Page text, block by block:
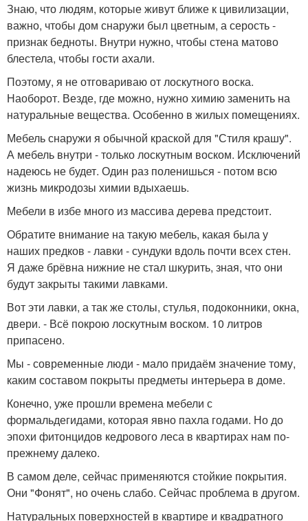
Знаю, что людям, которые живут ближе к цивилизации,
важно, чтобы дом снаружи был цветным, а серость -
признак бедноты. Внутри нужно, чтобы стена матово
блестела, чтобы гости ахали.
Поэтому, я не отговариваю от лоскутного воска.
Наоборот. Везде, где можно, нужно химию заменить на
натуральные вещества. Особенно в жилых помещениях.
Мебель снаружи я обычной краской для "Стиля крашу".
А мебель внутри - только лоскутным воском. Исключений
надеюсь не будет. Один раз поленишься - потом всю
жизнь микродозы химии вдыхаешь.
Мебели в избе много из массива дерева предстоит.
Обратите внимание на такую мебель, какая была у
наших предков - лавки - сундуки вдоль почти всех стен.
Я даже брёвна нижние не стал шкурить, зная, что они
будут закрыты такими лавками.
Вот эти лавки, а так же столы, стулья, подоконники, окна,
двери. - Всё покрою лоскутным воском. 10 литров
припасено.
Мы - современные люди - мало придаём значение тому,
каким составом покрыты предметы интерьера в доме.
Конечно, уже прошли времена мебели с
формальдегидами, которая явно пахла годами. Но до
эпохи фитонцидов кедрового леса в квартирах нам по-
прежнему далеко.
В самом деле, сейчас применяются стойкие покрытия.
Они "Фонят", но очень слабо. Сейчас проблема в другом.
Натуральных поверхностей в квартире и квадратного